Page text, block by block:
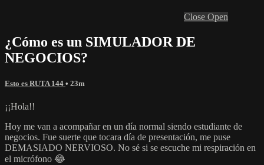
Close Open
¿Cómo es un SIMULADOR DE
NEGOCIOS?
Esto es RUTA 144 • 23m
¡¡Hola!!
Hoy me van a acompañar en un día normal siendo estudiante de
negocios. Fue suerte que tocara día de presentación, me puse
DEMASIADO NERVIOSO. No sé si se escuche mi respiración en
el micrófono 😂